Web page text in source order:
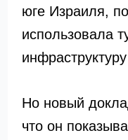
юге Израиля,
использовала
Но новый
что он